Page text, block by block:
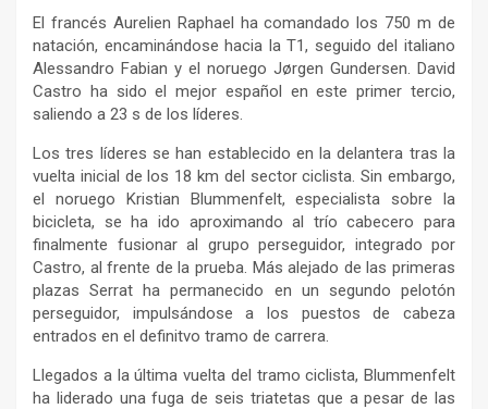
El francés Aurelien Raphael ha comandado los 750 m de
natación, encaminándose hacia la T1, seguido del italiano
Alessandro Fabian y el noruego Jørgen Gundersen. David
Castro ha sido el mejor español en este primer tercio,
saliendo a 23 s de los líderes.
Los tres líderes se han establecido en la delantera tras la
vuelta inicial de los 18 km del sector ciclista. Sin embargo,
el noruego Kristian Blummenfelt, especialista sobre la
bicicleta, se ha ido aproximando al trío cabecero para
finalmente fusionar al grupo perseguidor, integrado por
Castro, al frente de la prueba. Más alejado de las primeras
plazas Serrat ha permanecido en un segundo pelotón
perseguidor, impulsándose a los puestos de cabeza
entrados en el definitvo tramo de carrera.
Llegados a la última vuelta del tramo ciclista, Blummenfelt
ha liderado una fuga de seis triatetas que a pesar de las